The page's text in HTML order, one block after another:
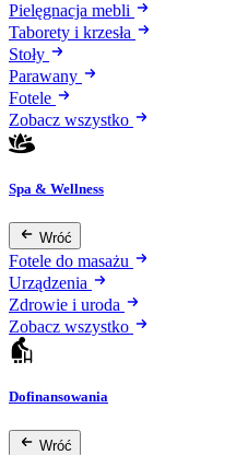
Pielęgnacja mebli
Taborety i krzesła
Stoły
Parawany
Fotele
Zobacz wszystko
Spa & Wellness
Wróć
Fotele do masażu
Urządzenia
Zdrowie i uroda
Zobacz wszystko
Dofinansowania
Wróć